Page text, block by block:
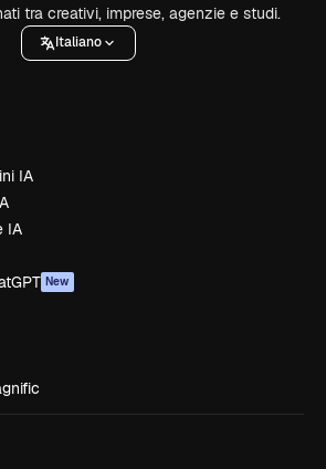
tra creativi, imprese, agenzie e studi.
Italiano
IA
IA
New